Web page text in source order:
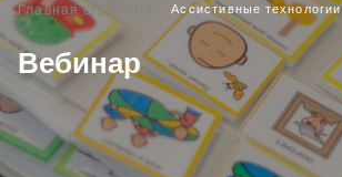
Главная страница Ассистивные
Вебинар